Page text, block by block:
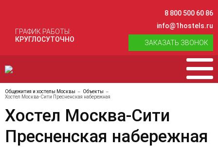
ГРАФИК РАБОТЫ:
КРУГЛОСУТОЧНО
8 800 500 60 86
info@1hostels.ru
ЗАКАЗАТЬ ЗВОНОК
Общежития и хостелы Москвы
Объекты
Хостел Москва-Сити Пресненская набережная
Хостел Москва-Сити
Пресненская набережная